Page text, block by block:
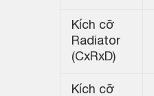
Kích cỡ
Radiator
(CxRxD)
Kích cỡ